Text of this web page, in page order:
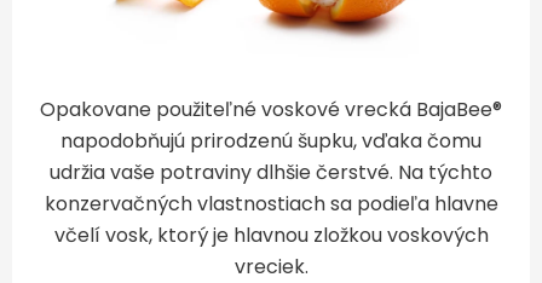
Opakovane použiteľné voskové vrecká BajaBee®
napodobňujú prirodzenú šupku, vďaka čomu
udržia vaše potraviny dlhšie čerstvé. Na týchto
konzervačných vlastnostiach sa podieľa hlavne
včelí vosk, ktorý je hlavnou zložkou voskových
vreciek.